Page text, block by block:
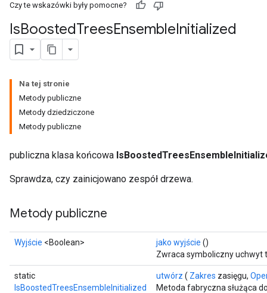
Czy te wskazówki były pomocne?
IsBoostedTreesEnsembleInitialized
Na tej stronie
Metody publiczne
Metody dziedziczone
Metody publiczne
publiczna klasa końcowa
Sprawdza, czy zainicjowano zespół drzewa.
Metody publiczne
Wyjście <Boolean> jako wyjście ()
Zwraca symboliczny uchwyt
static
IsBoostedTreesEnsembleInitialized
utwórz ( Zakres zasięgu,
Metoda fabryczna służąca